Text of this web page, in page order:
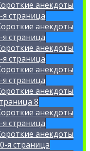
анекдоты
я страница
анекдоты
я страница
анекдоты
я страница
анекдоты
я страница
анекдоты
8
анекдоты
я страница
анекдоты
я страница